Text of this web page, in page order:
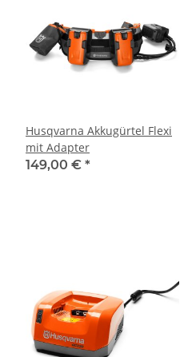
Husqvarna Akkugürtel Flexi
mit Adapter
149,00 € *